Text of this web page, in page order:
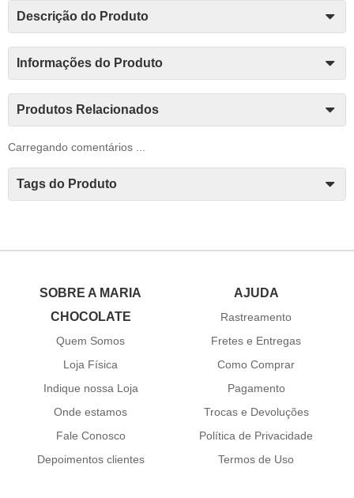
Descrição do Produto
Informações do Produto
Produtos Relacionados
Carregando comentários ...
Tags do Produto
SOBRE A MARIA
CHOCOLATE
Quem Somos
Loja Física
Indique nossa Loja
Onde estamos
Fale Conosco
Depoimentos clientes
AJUDA
Rastreamento
Fretes e Entregas
Como Comprar
Pagamento
Trocas e Devoluções
Política de Privacidade
Termos de Uso